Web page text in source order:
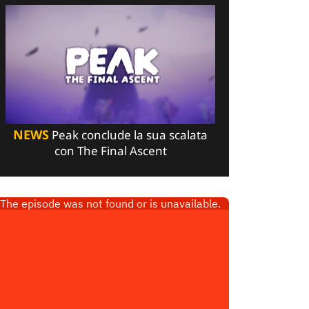
NEWS Peak conclude la sua scalata
con The Final Ascent